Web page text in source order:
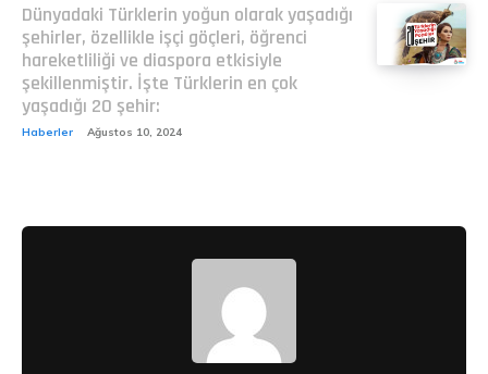
Dünyadaki Türklerin yoğun olarak yaşadığı
şehirler, özellikle işçi göçleri, öğrenci
hareketliliği ve diaspora etkisiyle
şekillenmiştir. İşte Türklerin en çok
yaşadığı 20 şehir:
Haberler Ağustos 10, 2024